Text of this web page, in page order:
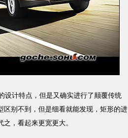
计特点，但是又确实进行了颠覆传统
区别不到，但是细看就能发现，矩形的进
，看起来更宽更大。